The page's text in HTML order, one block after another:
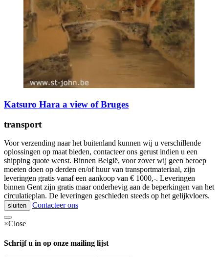
Katsuro Hara a view of Bruges
transport
Voor verzending naar het buitenland kunnen wij u verschillende
oplossingen op maat bieden, contacteer ons gerust indien u een
shipping quote wenst. Binnen België, voor zover wij geen beroep
moeten doen op derden en/of huur van transportmateriaal, zijn
leveringen gratis vanaf een aankoop van € 1000,-. Leveringen
binnen Gent zijn gratis maar onderhevig aan de beperkingen van het
circulatieplan. De leveringen geschieden steeds op het gelijkvloers.
sluiten Contacteer ons
×Close
Schrijf u in op onze mailing lijst